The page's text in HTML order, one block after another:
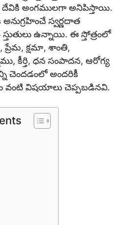
దేవికి అంగములగా అనిపిస్తాయి.
అనుగ్రహించే స్వర్ణదాత
ఉన్నాయి. ఈ స్తోత్రంలో
ప్రేమ, క్షమా, శాంతి,
కీర్తి, ధన సంపాదన, ఆరోగ్య
చెందడంలో అందరికీ
వంటి విషయాలు చెప్పబడినవి.